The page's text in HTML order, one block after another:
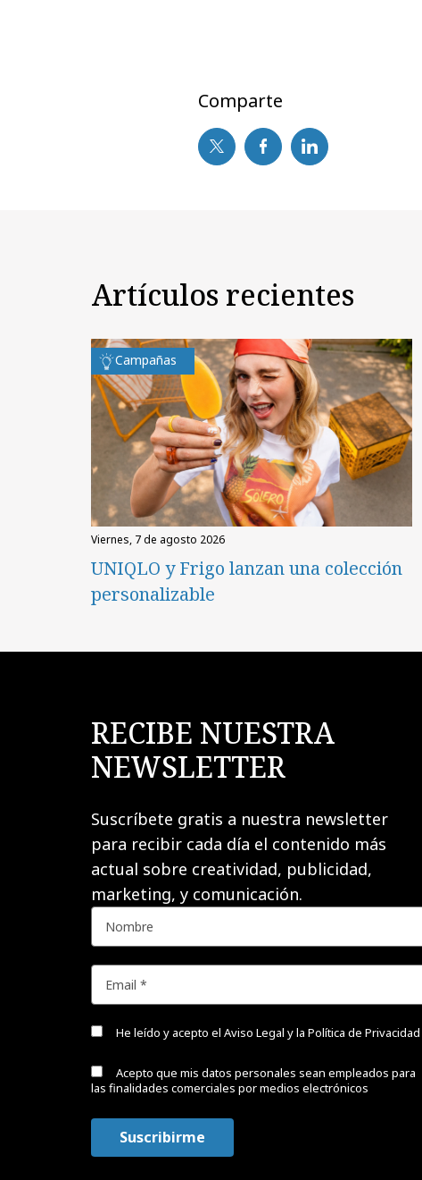
Comparte
Artículos recientes
Campañas
viernes, 7 de agosto 2026
UNIQLO y Frigo lanzan una colección
personalizable
RECIBE NUESTRA
NEWSLETTER
Suscríbete gratis a nuestra newsletter
para recibir cada día el contenido más
actual sobre creatividad, publicidad,
marketing, y comunicación.
He leído y acepto el Aviso Legal y la Política de Privacidad
Acepto que mis datos personales sean empleados para
las finalidades comerciales por medios electrónicos